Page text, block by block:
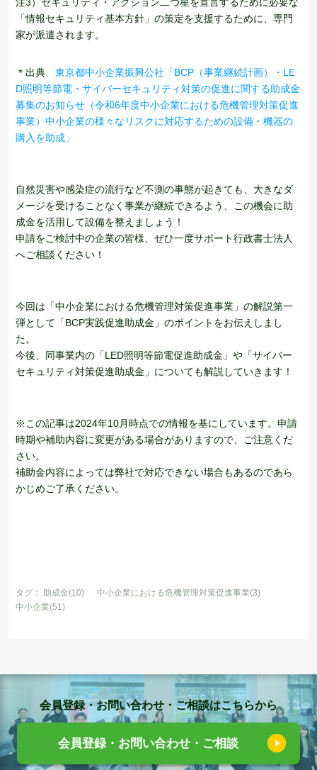
「情報セキュリティ基本方針」の策定を支援するために、専門
家が派遣されます。
＊出典 東京都中小企業振興公社「BCP（事業継続計画）・LE
D照明等節電・サイバーセキュリティ対策の促進に関する助成金
募集のお知らせ（令和6年度中小企業における危機管理対策促進
事業）中小企業の様々なリスクに対応するための設備・機器の
購入を助成」
自然災害や感染症の流行など不測の事態が起きても、大きなダ
メージを受けることなく事業が継続できるよう、この機会に助
成金を活用して設備を整えましょう！
申請をご検討中の企業の皆様、ぜひ一度サポート行政書士法人
へご相談ください！
今回は「中小企業における危機管理対策促進事業」の解説第一
弾として「BCP実践促進助成金」のポイントをお伝えしまし
た。
今後、同事業内の「LED照明等節電促進助成金」や「サイバー
セキュリティ対策促進助成金」についても解説していきます！
※この記事は2024年10月時点での情報を基にしています。申請
時期や補助内容に変更がある場合がありますので、ご注意くだ
さい。
補助金内容によっては弊社で対応できない場合もあるのであら
かじめご了承ください。
タグ： 助成金(10)
中小企業における危機管理対策促進事業(3)
中小企業(51)
会員登録・お問い合わせ・ご相談はこちらから
会員登録・お問い合わせ・ご相談